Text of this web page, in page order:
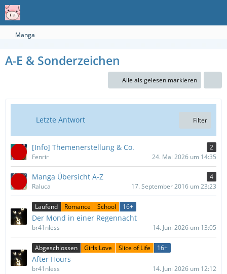
Manga
A-E & Sonderzeichen
Alle als gelesen markieren
Letzte Antwort Filter
[Info] Themenerstellung & Co.
2
Fenrir
24. Mai 2026 um 14:35
Manga Übersicht A-Z
4
Raluca
17. September 2016 um 23:23
Laufend Romance School 16+
Der Mond in einer Regennacht
br41nless 14. Juni 2026 um 13:05
Abgeschlossen Girls Love Slice of Life 16+
After Hours
br41nless 14. Juni 2026 um 12:12